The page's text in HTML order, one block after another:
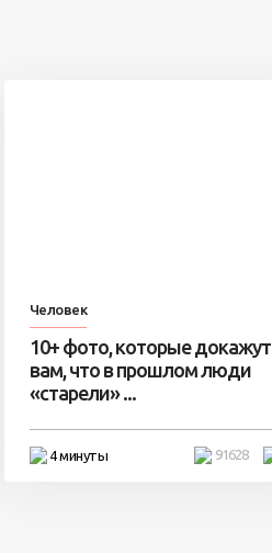
Человек
10+ фото, которые докажут
вам, что в прошлом люди
«старели» ...
4 минуты 91628